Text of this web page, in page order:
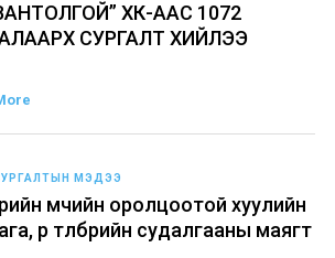
ХК-ААС 1072
СУРГАЛТ ХИЙЛЭЭ
МЭДЭЭ
өмчийн оролцоотой хуулийн
өр төлбөрийн судалгааны маягт